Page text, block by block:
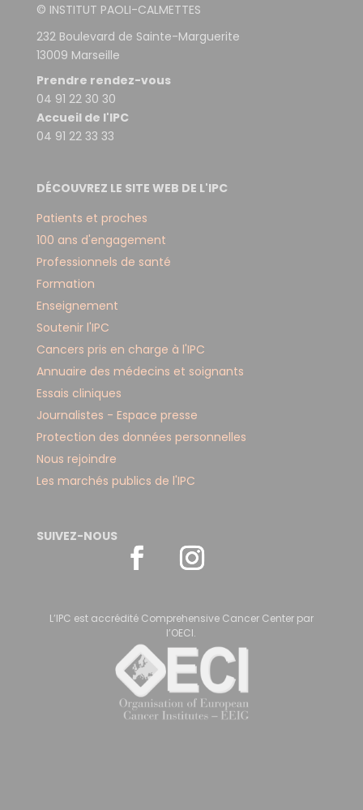
© INSTITUT PAOLI-CALMETTES
232 Boulevard de Sainte-Marguerite
13009 Marseille
Prendre rendez-vous
04 91 22 30 30
Accueil de l'IPC
04 91 22 33 33
DÉCOUVREZ LE SITE WEB DE L'IPC
Patients et proches
100 ans d'engagement
Professionnels de santé
Formation
Enseignement
Soutenir l'IPC
Cancers pris en charge à l'IPC
Annuaire des médecins et soignants
Essais cliniques
Journalistes - Espace presse
Protection des données personnelles
Nous rejoindre
Les marchés publics de l'IPC
SUIVEZ-NOUS
L’IPC est accrédité Comprehensive Cancer Center par
l’OECI.